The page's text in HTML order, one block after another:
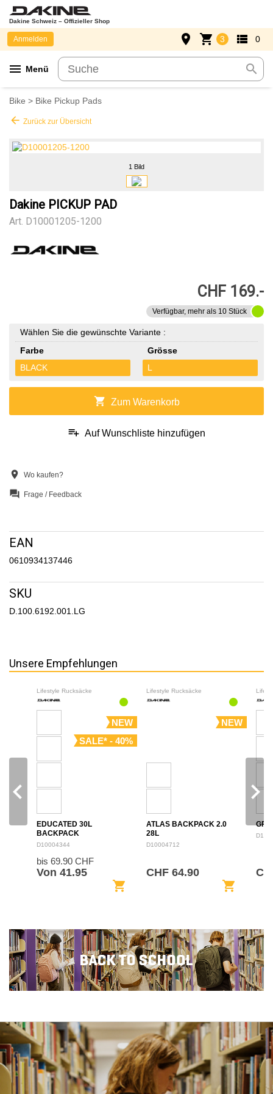
Dakine Schweiz – Offizieller Shop
menu Menü search
Anmelden place shopping_cart 3 view_list 0
Bike > Bike Pickup Pads
arrow_back Zurück zur Übersicht
1 Bild
Dakine PICKUP PAD
Art. D10001205-1200
CHF 169.-
Verfügbar, mehr als 10 Stück
Wählen Sie die gewünschte Variante :
Farbe
BLACK
Grösse
L
shopping_cart Zum Warenkorb
playlist_add Auf Wunschliste hinzufügen
location_on Wo kaufen?
question_answer Frage / Feedback
EAN
0610934137446
SKU
D.100.6192.001.LG
Unsere Empfehlungen
Lifestyle Rucksäcke
NEW
SALE* - 40%
EDUCATED 30L
BACKPACK
D10004344
bis 69.90 CHF
Von 41.95
shopping_cart
Lifestyle Rucksäcke
NEW
ATLAS BACKPACK 2.0
28L
D10004712
CHF 64.90
shopping_cart
navigate_before navigate_next